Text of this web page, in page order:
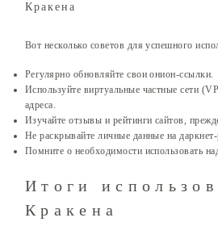
Кракена
Вот несколько советов для успешного
Регулярно обновляйте свои онион-ссылки.
Используйте виртуальные частные сети
адреса.
Изучайте отзывы и рейтинги сайтов,
Не раскрывайте личные данные на даркнет-
Помните о необходимости использовать
Итоги
Кракена